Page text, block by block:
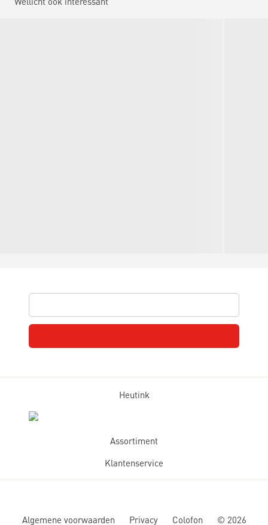
Heutink
Assortiment
Klantenservice
Algemene voorwaarden Privacy Colofon © 2026